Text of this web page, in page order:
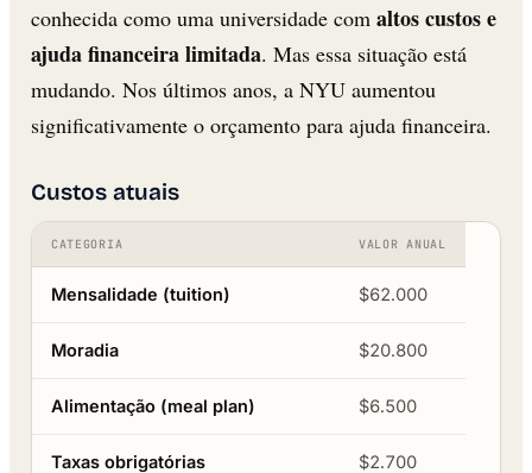
conhecida como uma universidade com altos custos e
ajuda financeira limitada. Mas essa situação está
mudando. Nos últimos anos, a NYU aumentou
significativamente o orçamento para ajuda financeira.
Custos atuais
CATEGORIA VALOR ANUAL
Mensalidade (tuition) $62.000
Moradia $20.800
Alimentação (meal plan) $6.500
Taxas obrigatórias $2.700